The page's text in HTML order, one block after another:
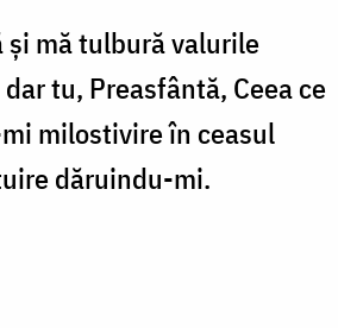
şi mă tulbură valurile
tu, Preasfântă, Ceea ce
milostivire în ceasul
dăruindu-mi.